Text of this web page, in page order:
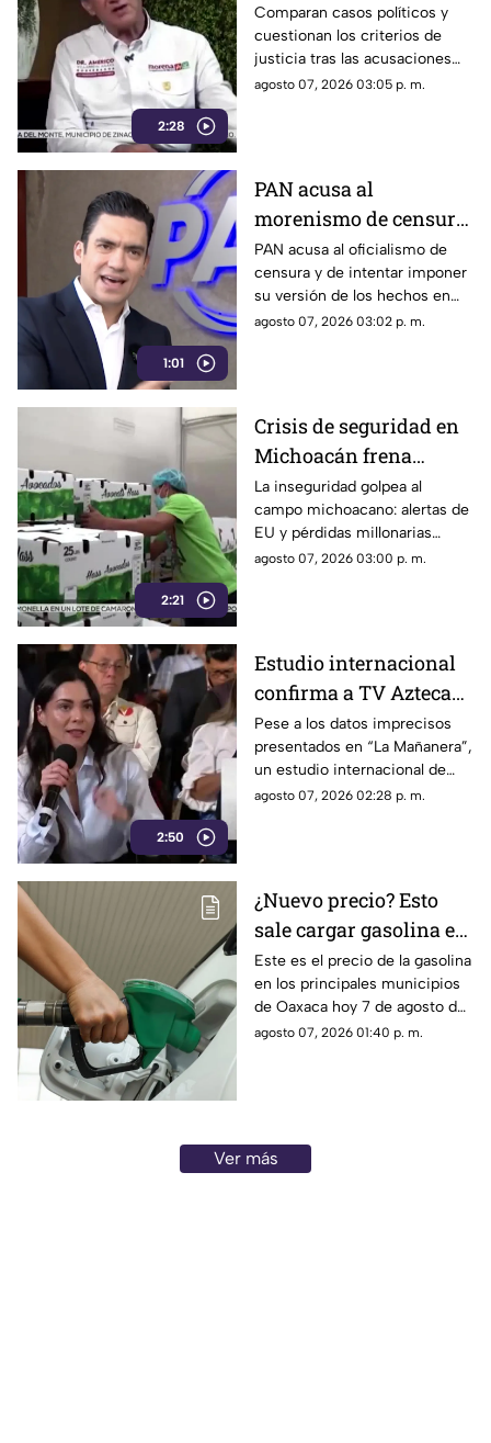
2:28
por casos políticos en
Guerrero y Sinaloa
Comparan casos políticos y
cuestionan los criterios de
justicia tras las acusaciones
contra exfuncionarios de
agosto 07, 2026 03:05 p. m.
1:01
PAN acusa al
morenismo de censura
y de imponer narrativa
en el debate público
PAN acusa al oficialismo de
censura y de intentar imponer
su versión de los hechos en
medio del debate político
agosto 07, 2026 03:02 p. m.
2:21
Crisis de seguridad en
Michoacán frena
exportación de
aguacate y deja
pérdidas millonarias
La inseguridad golpea al
campo michoacano: alertas de
EU y pérdidas millonarias
afectan la exportación de
agosto 07, 2026 03:00 p. m.
2:50
Estudio internacional
confirma a TV Azteca
como el medio líder en
credibilidad y alcance
Pese a los datos imprecisos
presentados en “La Mañanera”,
un estudio internacional de
Reuters confirma que TV
agosto 07, 2026 02:28 p. m.
¿Nuevo precio? Esto
sale cargar gasolina en
Oaxaca este viernes 7
de agosto
Este es el precio de la gasolina
en los principales municipios
de Oaxaca hoy 7 de agosto de
2026; ten en cuenta que el
agosto 07, 2026 01:40 p. m.
Ver más